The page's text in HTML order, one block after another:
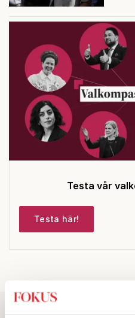
Testa vår
Testa här!